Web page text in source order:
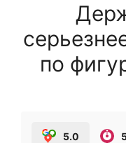
по
5.0